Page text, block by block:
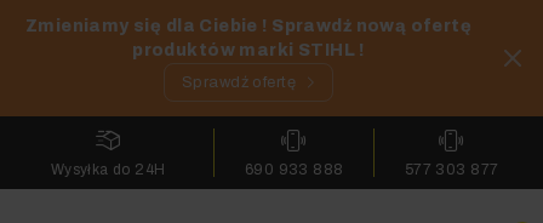
Zmieniamy się dla Ciebie ! Sprawdź nową ofertę
produktów marki STIHL !
Sprawdź ofertę
Wysyłka do 24H 690 933 888 577 303 877